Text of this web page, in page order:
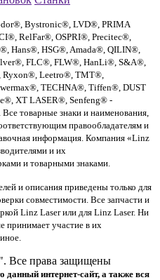
Bystronic®, LVD®, PRIMA
RelFar®, OSPRI®, Precitec®,
Hans®, HSG®, Amada®, QILIN®,
FLC®, FLW®, HanLi®, S&A®,
Leetro®, TMT®,
TECHNA®, Tiffen®, DUST
XT LASER®, Senfeng® -
товарные знаки и наименования,
правообладателям и
информация. Компания «Linz
и их
и товарными знаками.
и описания приведены только для
совместимости. Все запчасти и
Linz Laser или для Linz Laser. Ни
принимает участие в их
Все права защищены
интернет-сайт, а также вся